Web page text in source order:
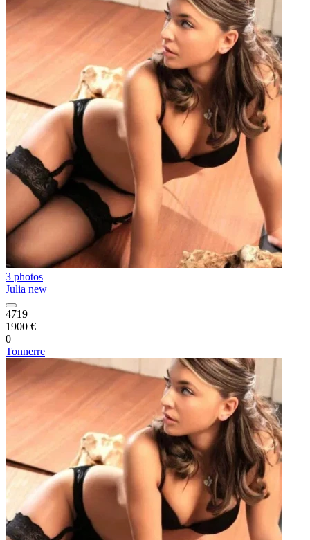
3 photos
Julia new
4719
1900 €
0
Tonnerre